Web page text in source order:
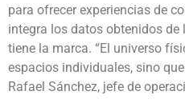
para ofrecer experiencias de
integra los datos obtenidos
tiene la marca. “El universo
espacios individuales, sino
Rafael Sánchez, jefe de